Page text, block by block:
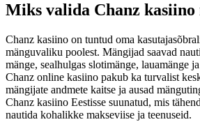
Miks valida Chanz kasiino
Chanz kasiino on tuntud oma
mänguvaliku poolest. Mängijad saavad
mänge, sealhulgas slotimänge, lauamänge
Chanz online kasiino pakub ka turvalist
mängijate andmete kaitse ja ausad
Chanz kasiino Eestisse suunatud, mis
nautida kohalikke makseviise ja teenuseid.